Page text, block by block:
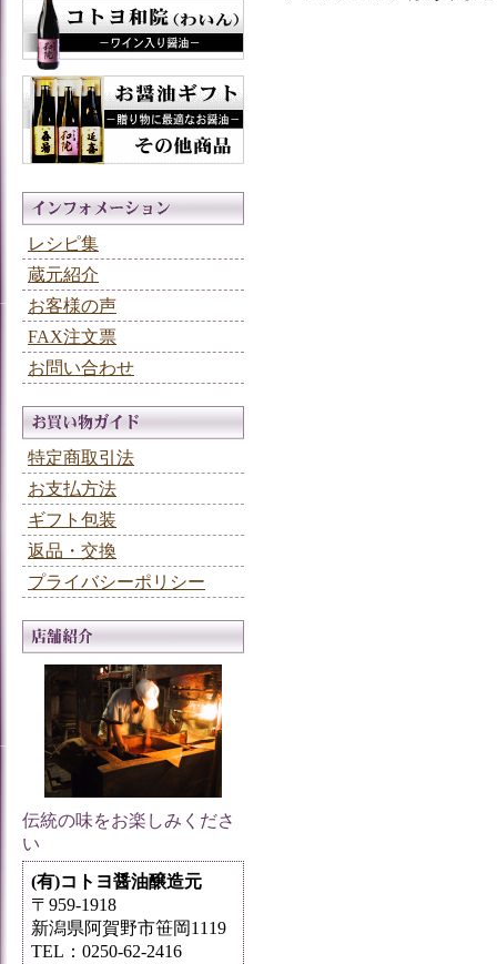
レシピ集
蔵元紹介
お客様の声
FAX注文票
お問い合わせ
特定商取引法
お支払方法
ギフト包装
返品・交換
プライバシーポリシー
伝統の味をお楽しみくださ
い
(有)コトヨ醤油醸造元
〒959-1918
新潟県阿賀野市笹岡1119
TEL：0250-62-2416